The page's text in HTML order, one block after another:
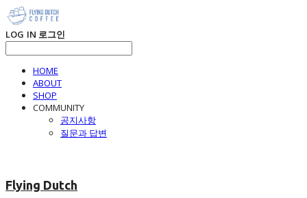
LOG IN 로그인
HOME
ABOUT
SHOP
COMMUNITY
공지사항
질문과 답변
Flying Dutch